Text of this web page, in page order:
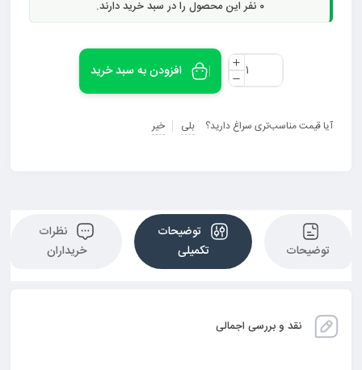
0 نفر این محصول را در سبد خرید دارند.
افزودن به سبد خرید
آیا قیمت مناسب‌تری سراغ دارید؟ بلی خیر
توضیحات
توضیحات
تکمیلی
نظرات
خریداران
نقد و بررسی اجمالی